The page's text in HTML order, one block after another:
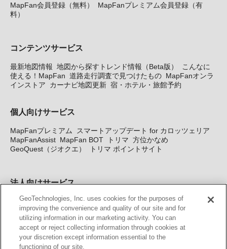
MapFan会員登録（無料）
MapFanプレミアム会員登録（有
料）
コンテンツサービス
最新地図情報 地図から探すトレンド情報（Beta版）
こんなに
使える！MapFan 道路走行調査で見つけたもの MapFanオンラ
インストア
カーナビ地図更新 宿・ホテル・旅館予約
個人向けサービス
MapFanプレミアム
スマートアップデート for カロッツェリア
MapFanAssist MapFan BOT トリマ 方位かなめ
GeoQuest（ジオクエ）
トリマ ポイントサイト
法人向けサービス
法人向け地図・位置情報サービス WEBサイト・システム向け地
図API Windows PC向け地図開発キット MapFan DB 住所確認
サービス
MAP WORLD+ トリマ広告 Geo-Research
GeoTechnologies, Inc. uses cookies for the purposes of
improving the convenience and quality of our site and for
utilizing information in our marketing activity. You can
accept or reject collecting information through cookies at
your discretion except information essential to the
functioning of our site.